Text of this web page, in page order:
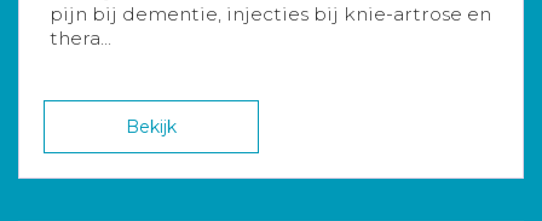
pijn bij dementie, injecties bij knie-artrose en
thera...
Bekijk